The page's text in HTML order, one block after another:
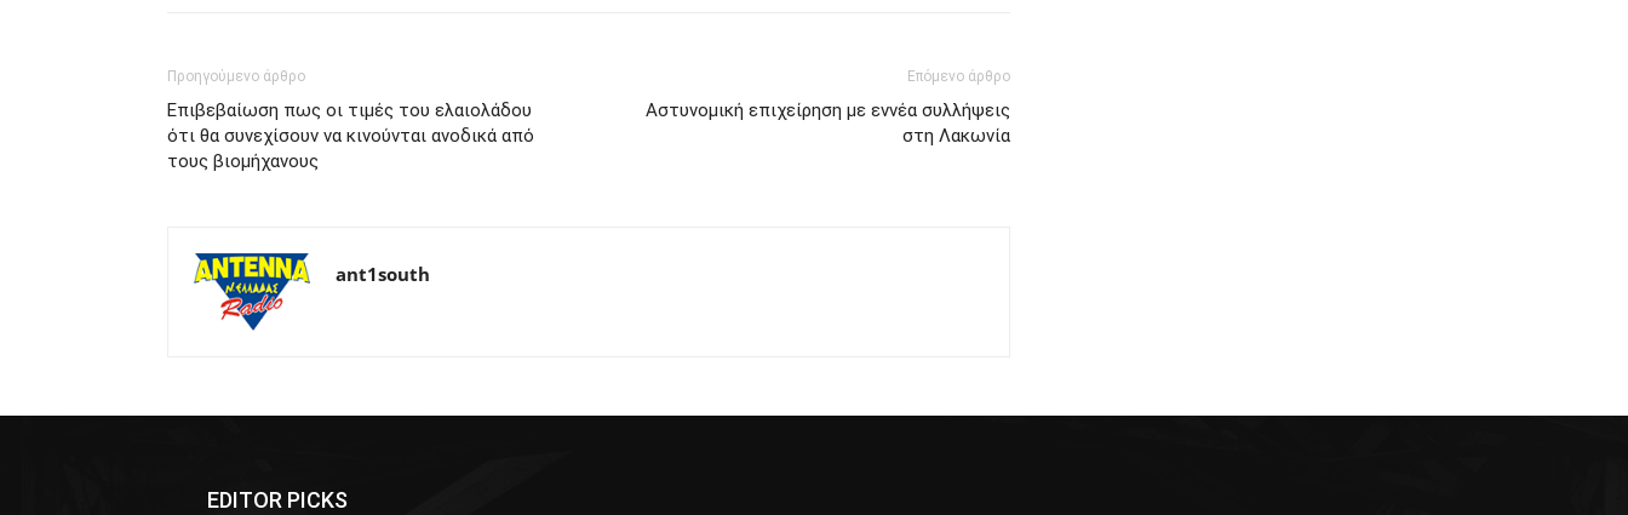
Προηγούμενο άρθρο
Επιβεβαίωση πως οι τιμές του ελαιολάδου
ότι θα συνεχίσουν να κινούνται ανοδικά από
τους βιομήχανους
Επόμενο άρθρο
Αστυνομική επιχείρηση με εννέα συλλήψεις
στη Λακωνία
ant1south
EDITOR PICKS